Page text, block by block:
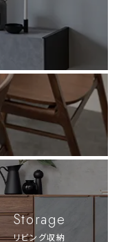
Storage
リビング収納